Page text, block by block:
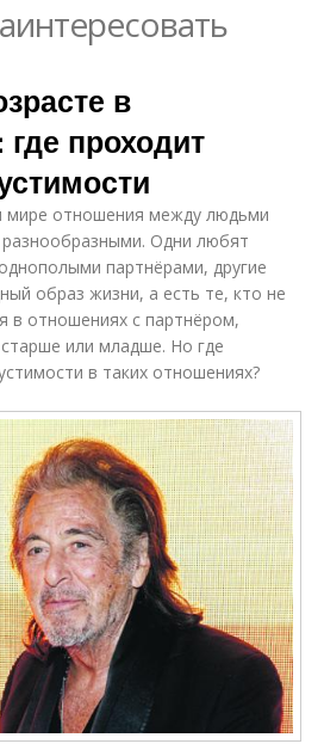
в
проходит
отношения между людьми
разнообразными. Одни любят
партнёрами, другие
образ жизни, а есть те, кто не
в отношениях с партнёром,
или младше. Но где
в таких отношениях?